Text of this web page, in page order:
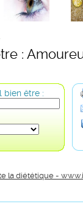
:
bien être :
la diététique -